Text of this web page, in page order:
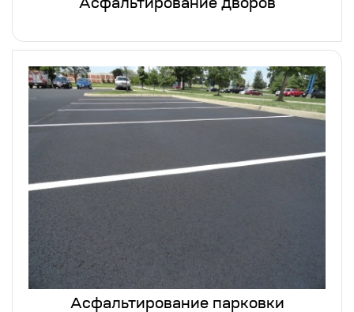
Асфальтирование дворов
Асфальтирование парковки